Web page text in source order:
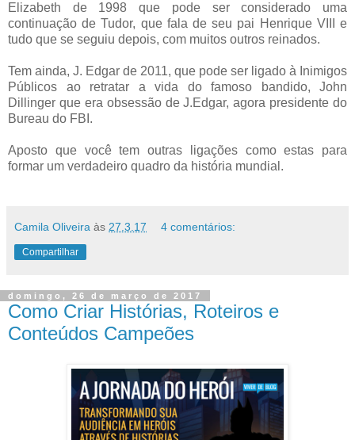
Elizabeth de 1998 que pode ser considerado uma
continuação de Tudor, que fala de seu pai Henrique VIII e
tudo que se seguiu depois, com muitos outros reinados.
Tem ainda, J. Edgar de 2011, que pode ser ligado à Inimigos
Públicos ao retratar a vida do famoso bandido, John
Dillinger que era obsessão de J.Edgar, agora presidente do
Bureau do FBI.
Aposto que você tem outras ligações como estas para
formar um verdadeiro quadro da história mundial.
Camila Oliveira às 27.3.17 4 comentários:
Compartilhar
domingo, 26 de março de 2017
Como Criar Histórias, Roteiros e
Conteúdos Campeões